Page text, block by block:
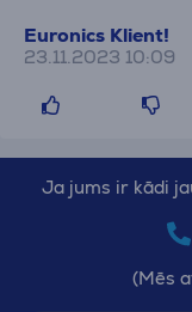
Euronics Klient!
23.11.2023 10:09
Ja jums ir kādi
(Mēs